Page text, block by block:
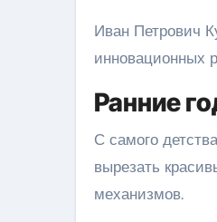
Иван Петрович
инновационных
Ранние
С самого
вырезать
механизмов.